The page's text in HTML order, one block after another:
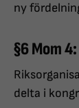
ny
§6 Mom
delta i